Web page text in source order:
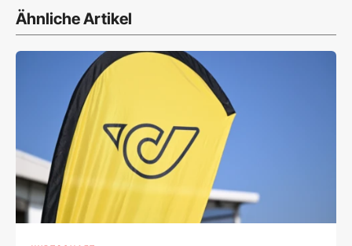
Ähnliche Artikel